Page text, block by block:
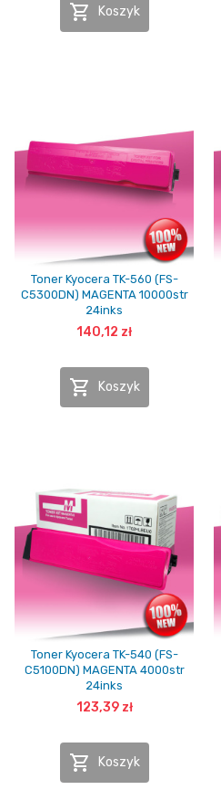
 Koszyk
Toner Kyocera TK-560 (FS-
C5300DN) MAGENTA 10000str
24inks
140,12 zł
 Koszyk
Toner Kyocera TK-540 (FS-
C5100DN) MAGENTA 4000str
24inks
123,39 zł
 Koszyk